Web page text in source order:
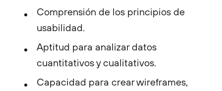
Comprensión de los principios de
usabilidad.
Aptitud para analizar datos
cuantitativos y cualitativos.
Capacidad para crear wireframes,